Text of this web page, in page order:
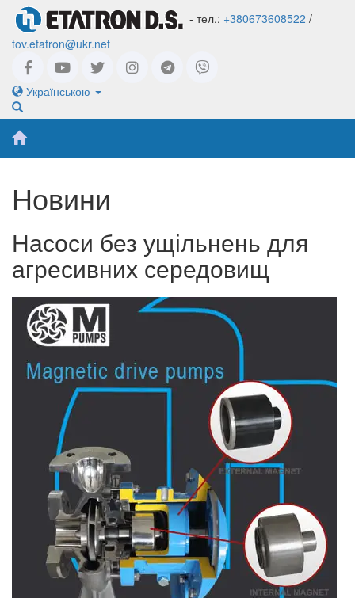
- тел.: +380673608522 /
tov.etatron@ukr.net
Українською
Новини
Насоси без ущільнень для
агресивних середовищ